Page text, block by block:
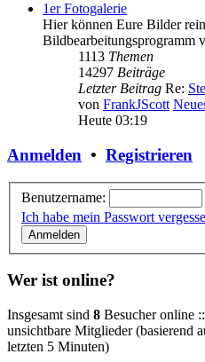
1er Fotogalerie
Hier können Eure Bilder
Bildbearbeitungsprogramm
1113 Themen
14297 Beiträge
Letzter Beitrag Re:
von FrankJScott
Heute 03:19
Anmelden • Registrieren
Benutzername:
Ich habe mein Passwort
Wer ist online?
Insgesamt sind 8 Besucher online
unsichtbare Mitglieder (basierend
letzten 5 Minuten)